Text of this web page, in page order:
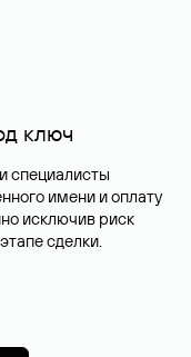
ключ
специалисты
имени и оплату
исключив риск
сделки.